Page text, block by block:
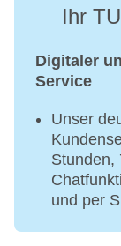
Ihr
Digitaler
Service
Unser
Stunden,
und per